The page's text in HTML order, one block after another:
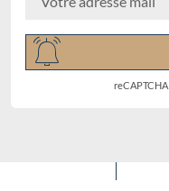
reCAPTCHA